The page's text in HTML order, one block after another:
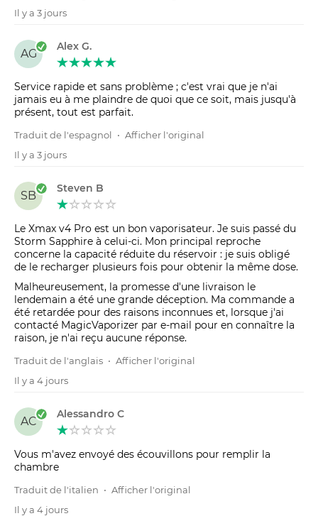
Il y a 3 jours
AG
Alex G.
Service rapide et sans problème ; c'est vrai que je n'ai
jamais eu à me plaindre de quoi que ce soit, mais jusqu'à
présent, tout est parfait.
Traduit de l'espagnol • Afficher l'original
Il y a 3 jours
SB
Steven B
Le Xmax v4 Pro est un bon vaporisateur. Je suis passé du
Storm Sapphire à celui-ci. Mon principal reproche
concerne la capacité réduite du réservoir : je suis obligé
de le recharger plusieurs fois pour obtenir la même dose.
Malheureusement, la promesse d'une livraison le
lendemain a été une grande déception. Ma commande a
été retardée pour des raisons inconnues et, lorsque j'ai
contacté MagicVaporizer par e-mail pour en connaître la
raison, je n'ai reçu aucune réponse.
Traduit de l'anglais • Afficher l'original
Il y a 4 jours
AC
Alessandro C
Vous m'avez envoyé des écouvillons pour remplir la
chambre
Traduit de l'italien • Afficher l'original
Il y a 4 jours